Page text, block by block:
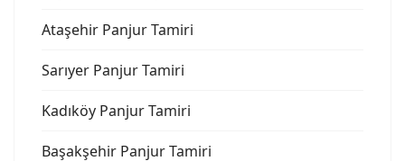
Ataşehir Panjur Tamiri
Sarıyer Panjur Tamiri
Kadıköy Panjur Tamiri
Başakşehir Panjur Tamiri